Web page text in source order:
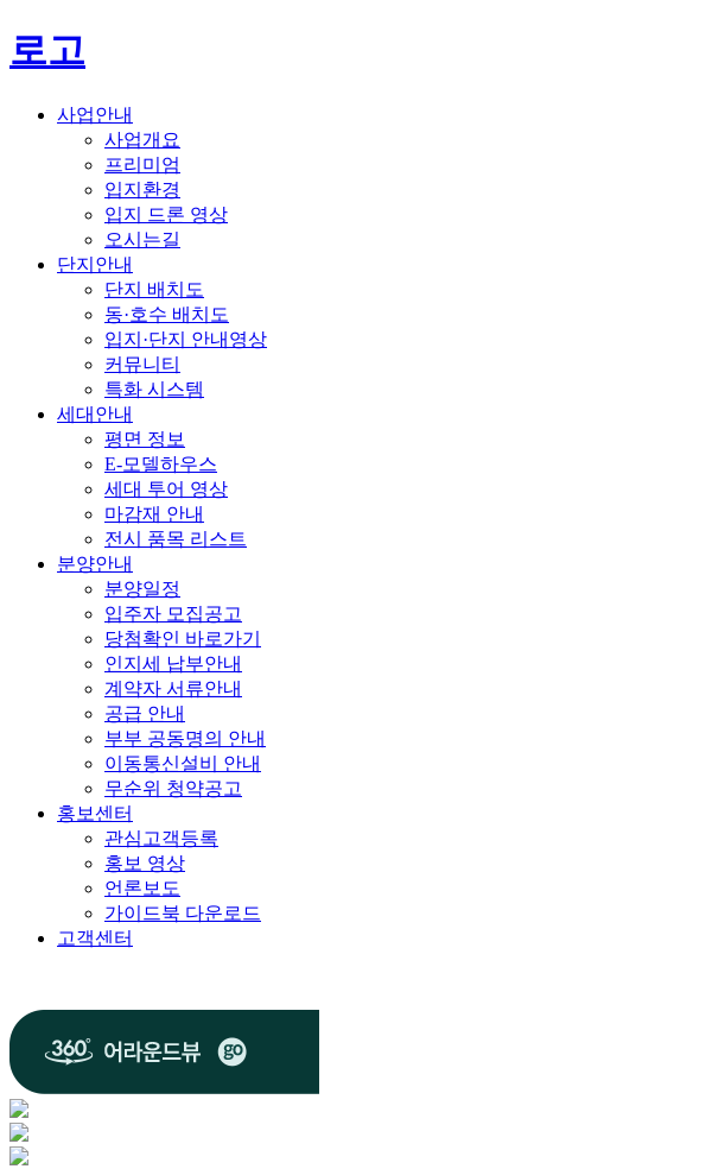
로고
사업안내
사업개요
프리미엄
입지환경
입지 드론 영상
오시는길
단지안내
단지 배치도
동·호수 배치도
입지·단지 안내영상
커뮤니티
특화 시스템
세대안내
평면 정보
E-모델하우스
세대 투어 영상
마감재 안내
전시 품목 리스트
분양안내
분양일정
입주자 모집공고
당첨확인 바로가기
인지세 납부안내
계약자 서류안내
공급 안내
부부 공동명의 안내
이동통신설비 안내
무순위 청약공고
홍보센터
관심고객등록
홍보 영상
언론보도
가이드북 다운로드
고객센터